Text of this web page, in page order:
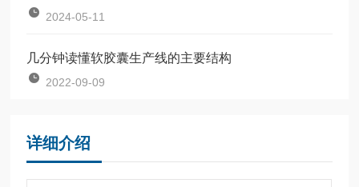
2024-05-11
几分钟读懂软胶囊生产线的主要结构
2022-09-09
详细介绍